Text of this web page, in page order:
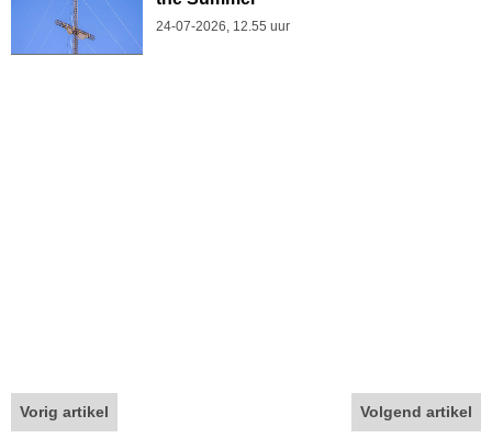
24-07-2026, 12.55 uur
Vorig artikel Volgend artikel